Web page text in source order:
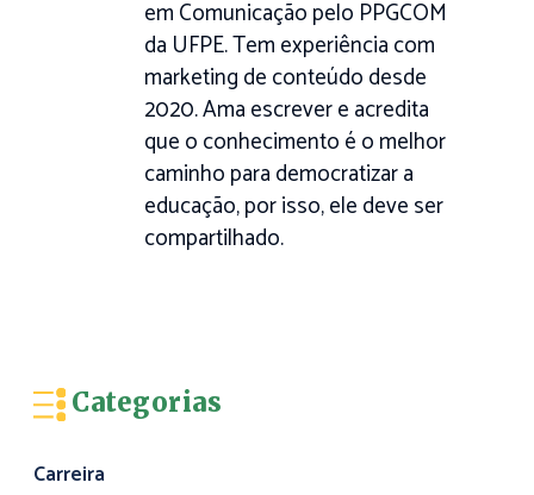
em Comunicação pelo PPGCOM
da UFPE. Tem experiência com
marketing de conteúdo desde
2020. Ama escrever e acredita
que o conhecimento é o melhor
caminho para democratizar a
educação, por isso, ele deve ser
compartilhado.
Categorias
Carreira